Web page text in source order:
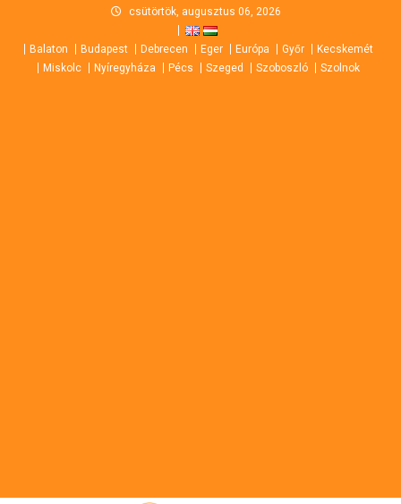
content
csütörtök, augusztus 06, 2026
Balaton Budapest Debrecen Eger Európa Győr
Kecskemét
Miskolc
Nyíregyháza Pécs Szeged Szoboszló Szolnok